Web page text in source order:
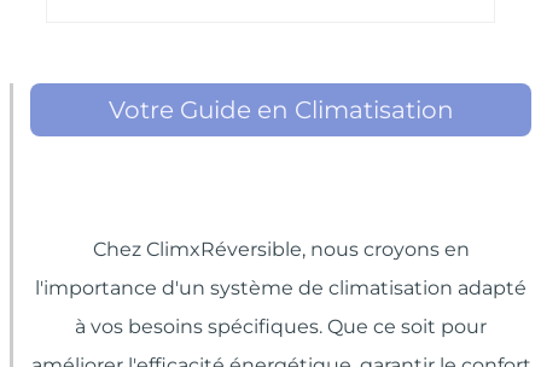
Votre Guide en Climatisation
Chez ClimxRéversible, nous croyons en
l'importance d'un système de climatisation adapté
à vos besoins spécifiques. Que ce soit pour